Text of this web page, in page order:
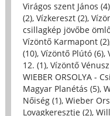
Virágos szent János (4)
(2), Vízkereszt (2),
csillagkép jövőbe
Vízöntő Karmapont (2)
(10), Vízöntő Plútó (6),
12. (1), Vízöntő
WIEBER ORSOLYA -
Magyar Planétás (5),
Nőiség (1), Wieber
Lovagkeresztje (2),